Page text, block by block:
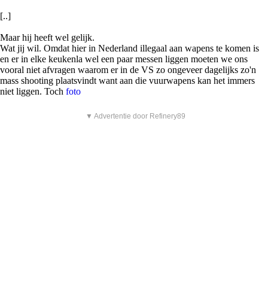
[..]
Maar hij heeft wel gelijk.
Wat jij wil. Omdat hier in Nederland illegaal aan wapens te komen is
en er in elke keukenla wel een paar messen liggen moeten we ons
vooral niet afvragen waarom er in de VS zo ongeveer dagelijks zo'n
mass shooting plaatsvindt want aan die vuurwapens kan het immers
niet liggen. Toch foto
▼ Advertentie door Refinery89